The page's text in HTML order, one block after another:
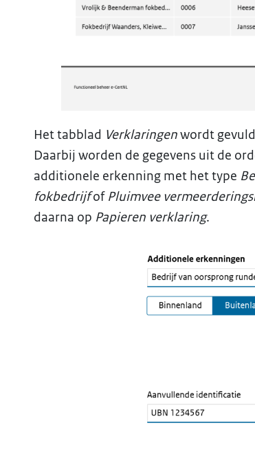
Het tabblad Verklaringenwordt
Daarbij worden de gegevens uit de
additionele erkenning met het type
fokbedrijfof Pluimvee
daarna op Papieren verklaring.